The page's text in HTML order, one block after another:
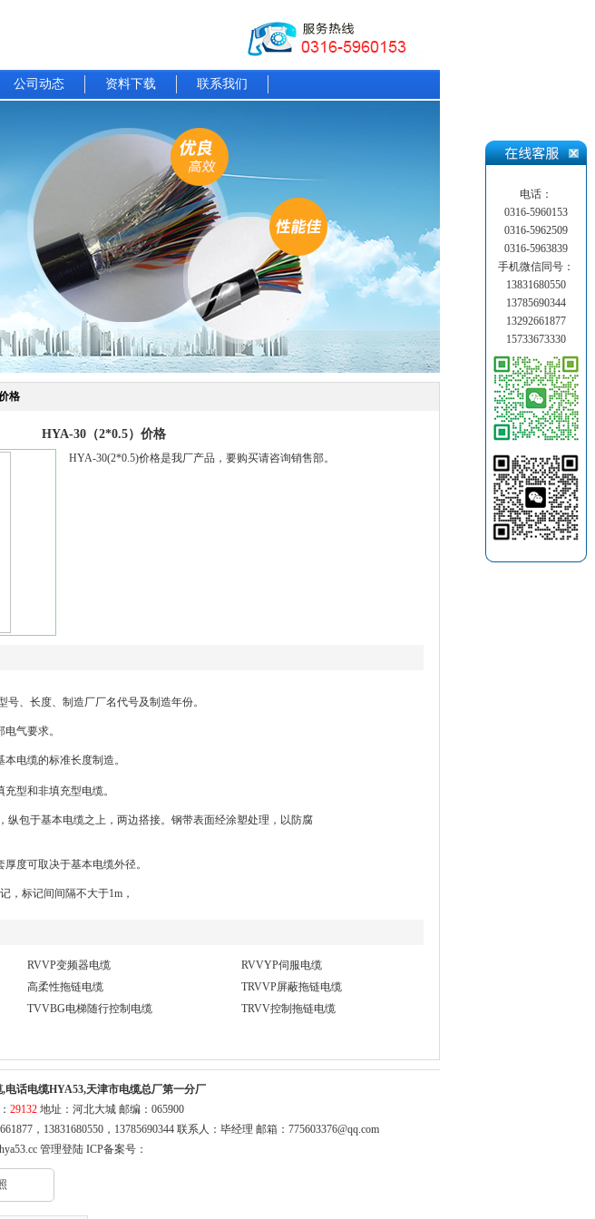
公司动态 资料下载 联系我们
格
HYA-30（2*0.5）价格
HYA-30(2*0.5)价格是我厂产品，要购买请咨询销售部。
、长度、制造厂厂名代号及制造年份。
气要求。
电缆的标准长度制造。
型和非填充型电缆。
纵包于基本电缆之上，两边搭接。钢带表面经涂塑处理，以防腐
度可取决于基本电缆外径。
，标记间间隔不大于1m，
RVVP变频器电缆
RVVYP伺服电缆
高柔性拖链电缆
TRVVP屏蔽拖链电缆
TVVBG电梯随行控制电缆
TRVV控制拖链电缆
话电缆HYA53,天津市电缆总厂第一分厂
29132 地址：河北大城 邮编：065900
，13831680550，13785690344 联系人：毕经理 邮箱： 775603376@qq.com
管理登陆ICP备案号：
电话：
0316-5960153
0316-5962509
0316-5963839
手机微信同号：
13831680550
13785690344
13292661877
15733673330